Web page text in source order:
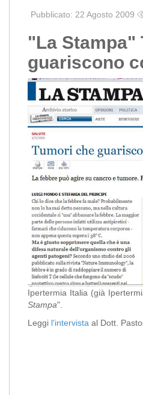
Pubblicato: 22 Agosto 2009
"La Stampa"
guariscono
Ipertermia Italia (già
Stampa".
Leggi l'intervista al Dott.